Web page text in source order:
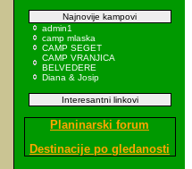
Najnovije kampovi
admin1
camp mlaska
CAMP SEGET
CAMP VRANJICA
BELVEDERE
Diana & Josip
Interesantni linkovi
Planinarski forum
Destinacije po gledanosti